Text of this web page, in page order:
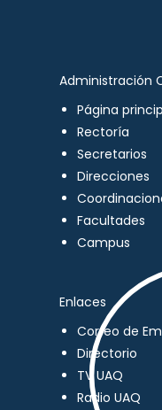
Administración
Página
Rectoría
Secretarios
Direcciones
Facultades
Campus
Enlaces
Correo de
Directorio
TV UAQ
Radio UAQ